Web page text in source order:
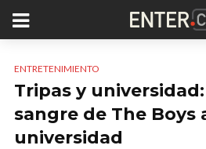
ENTRETENIMIENTO
Tripas y
sangre de The Boys
universidad